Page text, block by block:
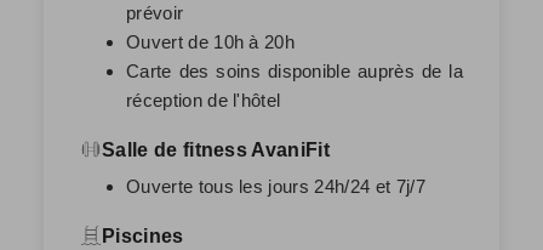
prévoir
Ouvert de 10h à 20h
Carte des soins disponible auprès de la
réception de l'hôtel
Salle de fitness AvaniFit
Ouverte tous les jours 24h/24 et 7j/7
Piscines